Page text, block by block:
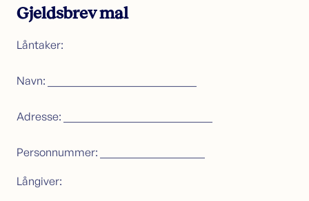
Gjeldsbrev mal
Låntaker:
Navn: ___________________________
Adresse: ___________________________
Personnummer: ___________________
Långiver: